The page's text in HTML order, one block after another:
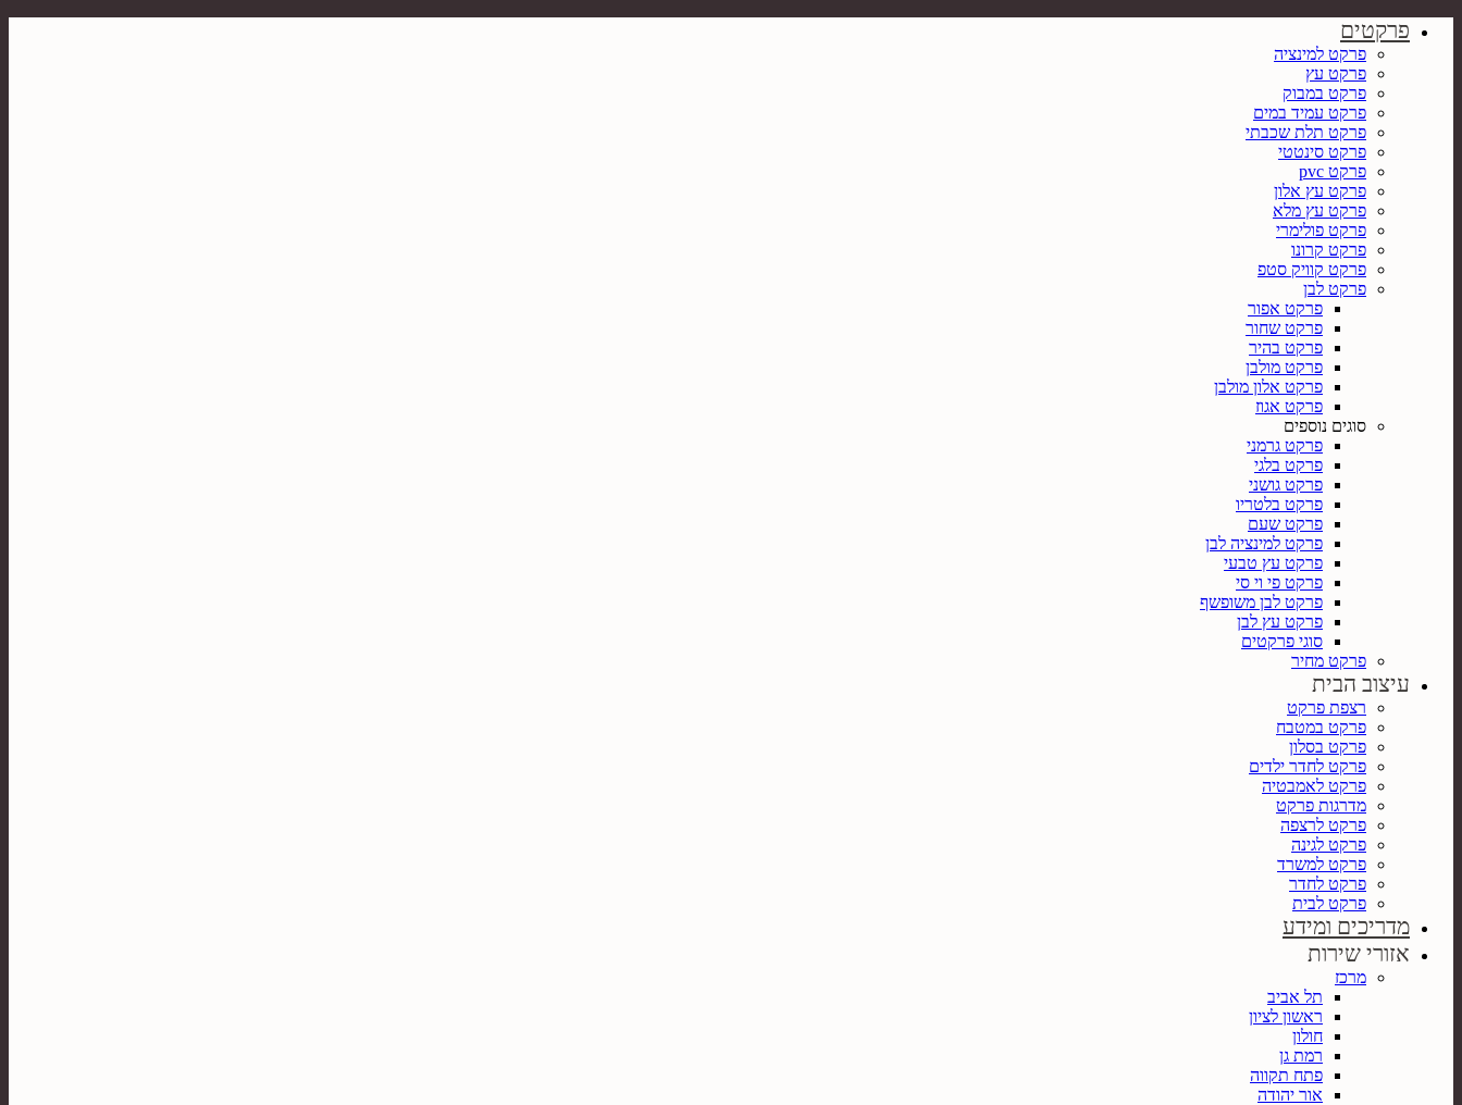
פרקטים
פרקט למינציה
פרקט עץ
פרקט במבוק
פרקט עמיד במים
פרקט תלת שכבתי
פרקט סינטטי
פרקט pvc
פרקט עץ אלון
פרקט עץ מלא
פרקט פולימרי
פרקט קרונו
פרקט קוויק סטפ
פרקט לבן
פרקט אפור
פרקט שחור
פרקט בהיר
פרקט מולבן
פרקט אלון מולבן
פרקט אגוז
סוגים נוספים
פרקט גרמני
פרקט בלגי
פרקט גושני
פרקט בלטריו
פרקט שעם
פרקט למינציה לבן
פרקט עץ טבעי
פרקט פי וי סי
פרקט לבן משופשף
פרקט עץ לבן
סוגי פרקטים
פרקט מחיר
עיצוב הבית
רצפת פרקט
פרקט במטבח
פרקט בסלון
פרקט לחדר ילדים
פרקט לאמבטיה
מדרגות פרקט
פרקט לרצפה
פרקט לגינה
פרקט למשרד
פרקט לחדר
פרקט לבית
מדריכים ומידע
אזורי שירות
מרכז
תל אביב
ראשון לציון
חולון
רמת גן
פתח תקווה
אור יהודה